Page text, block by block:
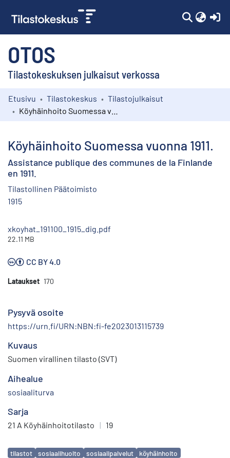
OTOS
Tilastokeskuksen julkaisut verkossa
Kokoelmat
Etusivu Tilastokeskus
Tilastojulkaisut
Köyhäinhoito Suomessa vuonna 1911.
Assistance publique des communes de la Finlande
en 1911.
Tilastollinen Päätoimisto
1915
xkoyhat_191100_1915_dig.pdf
22.11 MB
CC BY 4.0
Lataukset 170
Pysyvä osoite
https://urn.fi/URN:NBN:fi-fe2023013115739
Kuvaus
Suomen virallinen tilasto (SVT)
Aihealue
sosiaaliturva
Sarja
21 A Köyhäinhoitotilasto | 19
Avainsanat
tilastot sosiaalihuolto sosiaalipalvelut köyhäinhoito